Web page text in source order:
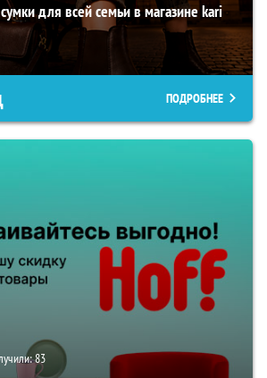
для всей семьи в магазине kari
ПОДРОБНЕЕ
83